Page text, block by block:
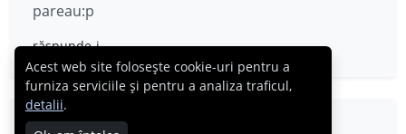
pareau:p
răspunde-i
Acest web site folosește cookie-uri pentru a
furniza serviciile și pentru a analiza traficul,
detalii.